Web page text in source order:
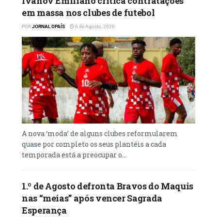
Rita de Cássia do Uíge, às 16:00. Esta ronda
produziu ainda os seguintes resultados: O
Recreativo do Libolo do Cuanza- Sul, de
Albano César, suplantou o ASK Dragão do
Uíge, por duas bolas sem resposta, na vila de
Calulo. Por seu turno, o Desportivo da Huíla,
sob o comando do português Paulo Torres,
derrotou o Isaac de Benguela por uma bola a
zero.
em massa nos clubes de futebol
PORJORNAL OPAÍS 6 de Agosto, 2026
A nova ‘moda’ de alguns clubes reformularem
quase por completo os seus plantéis a cada
temporada está a preocupar o...
1.º de Agosto defronta Bravos do Maquis
nas “meias” após vencer Sagrada
Esperança